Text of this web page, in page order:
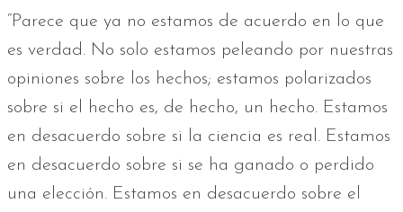
“Parece que ya no estamos de acuerdo en lo que
es verdad. No solo estamos peleando por nuestras
opiniones sobre los hechos; estamos polarizados
sobre si el hecho es, de hecho, un hecho. Estamos
en desacuerdo sobre si la ciencia es real. Estamos
en desacuerdo sobre si se ha ganado o perdido
una elección. Estamos en desacuerdo sobre el